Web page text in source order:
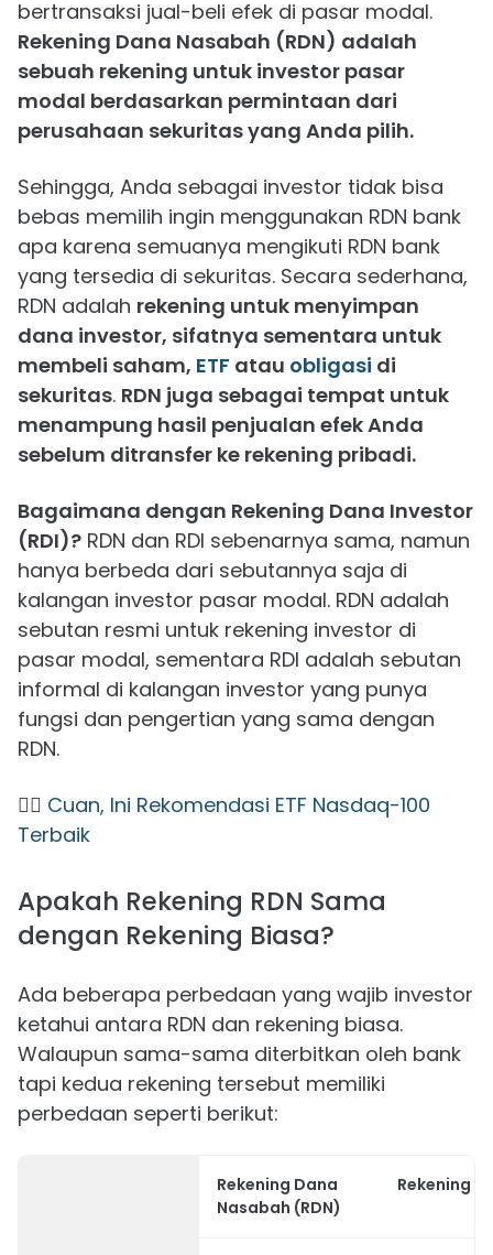
bertransaksi jual-beli efek di pasar modal.
Rekening Dana Nasabah (RDN) adalah
sebuah rekening untuk investor pasar
modal berdasarkan permintaan dari
perusahaan sekuritas yang Anda pilih.
Sehingga, Anda sebagai investor tidak bisa
bebas memilih ingin menggunakan RDN bank
apa karena semuanya mengikuti RDN bank
yang tersedia di sekuritas. Secara sederhana,
RDN adalah rekening untuk menyimpan
dana investor, sifatnya sementara untuk
membeli saham, ETF atau obligasi di
sekuritas. RDN juga sebagai tempat untuk
menampung hasil penjualan efek Anda
sebelum ditransfer ke rekening pribadi.
Bagaimana dengan Rekening Dana Investor
(RDI)? RDN dan RDI sebenarnya sama, namun
hanya berbeda dari sebutannya saja di
kalangan investor pasar modal. RDN adalah
sebutan resmi untuk rekening investor di
pasar modal, sementara RDI adalah sebutan
informal di kalangan investor yang punya
fungsi dan pengertian yang sama dengan
RDN.
👉🏻 Cuan, Ini Rekomendasi ETF Nasdaq-100
Terbaik
Apakah Rekening RDN Sama
dengan Rekening Biasa?
Ada beberapa perbedaan yang wajib investor
ketahui antara RDN dan rekening biasa.
Walaupun sama-sama diterbitkan oleh bank
tapi kedua rekening tersebut memiliki
perbedaan seperti berikut:
Rekening Dana
Nasabah (RDN)
Rekening